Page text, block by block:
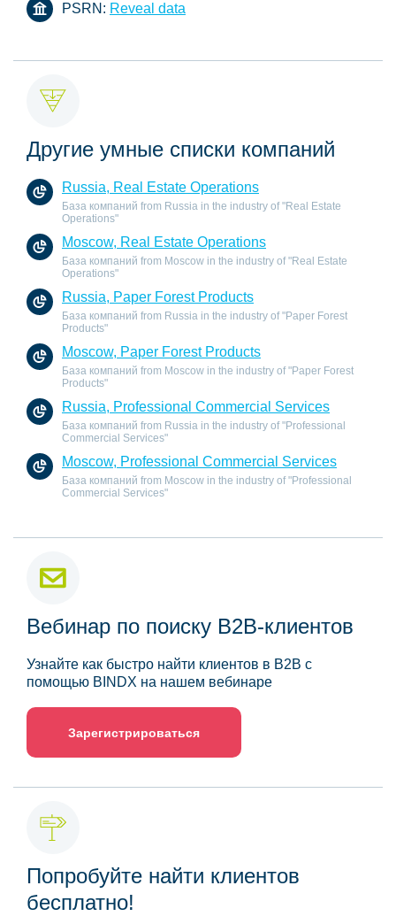
PSRN: Reveal data
Другие умные списки компаний
Russia, Real Estate Operations
База компаний from Russia in the industry of "Real Estate
Operations"
Moscow, Real Estate Operations
База компаний from Moscow in the industry of "Real Estate
Operations"
Russia, Paper Forest Products
База компаний from Russia in the industry of "Paper Forest
Products"
Moscow, Paper Forest Products
База компаний from Moscow in the industry of "Paper Forest
Products"
Russia, Professional Commercial Services
База компаний from Russia in the industry of "Professional
Commercial Services"
Moscow, Professional Commercial Services
База компаний from Moscow in the industry of "Professional
Commercial Services"
Вебинар по поиску B2B-клиентов
Узнайте как быстро найти клиентов в B2B с
помощью BINDX на нашем вебинаре
Зарегистрироваться
Попробуйте найти клиентов
бесплатно!